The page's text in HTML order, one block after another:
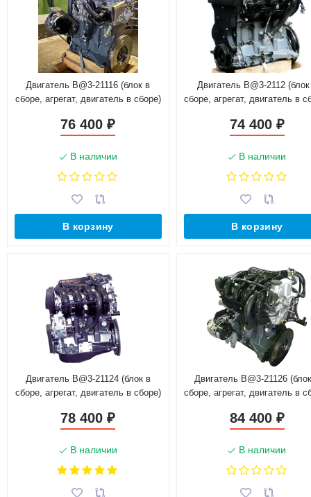
Двигатель B@3-21116 (блок в
сборе, агрегат, двигатель в сборе)
76 400₽
В наличии
В корзину
Двигатель B@3-2112
сборе, агрегат, двигатель в
74 400 ₽
В наличии
В корзину
Двигатель B@3-21124 (блок в
сборе, агрегат, двигатель в сборе)
78 400₽
В наличии
Двигатель B@3-21126
сборе, агрегат, двигатель в
84 400 ₽
В наличии